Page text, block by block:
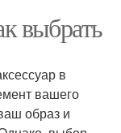
выбрать
в
вашего
образ и